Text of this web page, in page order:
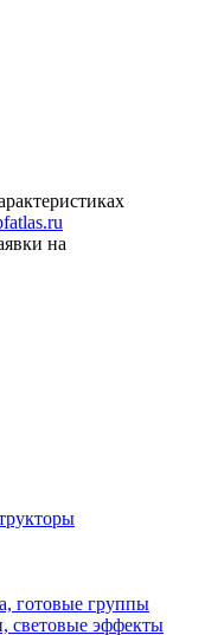
на
готовые группы
световые эффекты